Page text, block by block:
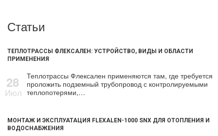
Статьи
ТЕПЛОТРАССЫ ФЛЕКСАЛЕН: УСТРОЙСТВО, ВИДЫ И ОБЛАСТИ
ПРИМЕНЕНИЯ
28
Июл
Теплотрассы Флексален применяются там, где требуется
проложить подземный трубопровод с контролируемыми
теплопотерями,…
МОНТАЖ И ЭКСПЛУАТАЦИЯ FLEXALEN-1000 SNX ДЛЯ ОТОПЛЕНИЯ И
ВОДОСНАБЖЕНИЯ